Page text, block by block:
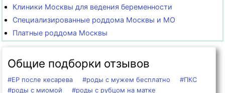
Клиники Москвы для ведения беременности
Специализированные роддома Москвы и МО
Платные роддома Москвы
Общие подборки отзывов
#ЕР после кесарева #роды с мужем бесплатно
#ПКС
#роды с миомой
#роды с рубцом на матке